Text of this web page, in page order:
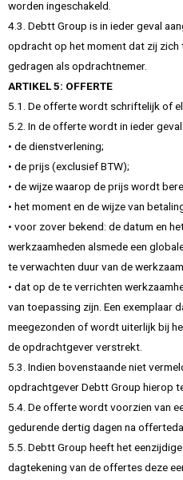
worden ingeschakeld.
4.3. Debtt Group is in ieder geval
opdracht op het moment dat zij
gedragen als opdrachtnemer.
ARTIKEL 5: OFFERTE
5.1. De offerte wordt schriftelijk of
5.2. In de offerte wordt in ieder
• de dienstverlening;
• de prijs (exclusief BTW);
• de wijze waarop de prijs wordt
• het moment en de wijze van
• voor zover bekend: de datum en
werkzaamheden alsmede een
te verwachten duur van de
• dat op de te verrichten
van toepassing zijn. Een exemplaar
meegezonden of wordt uiterlijk bij
de opdrachtgever verstrekt.
5.3. Indien bovenstaande niet
opdrachtgever Debtt Group hierop
5.4. De offerte wordt voorzien van
gedurende dertig dagen na
5.5. Debtt Group heeft het
dagtekening van de offertes deze